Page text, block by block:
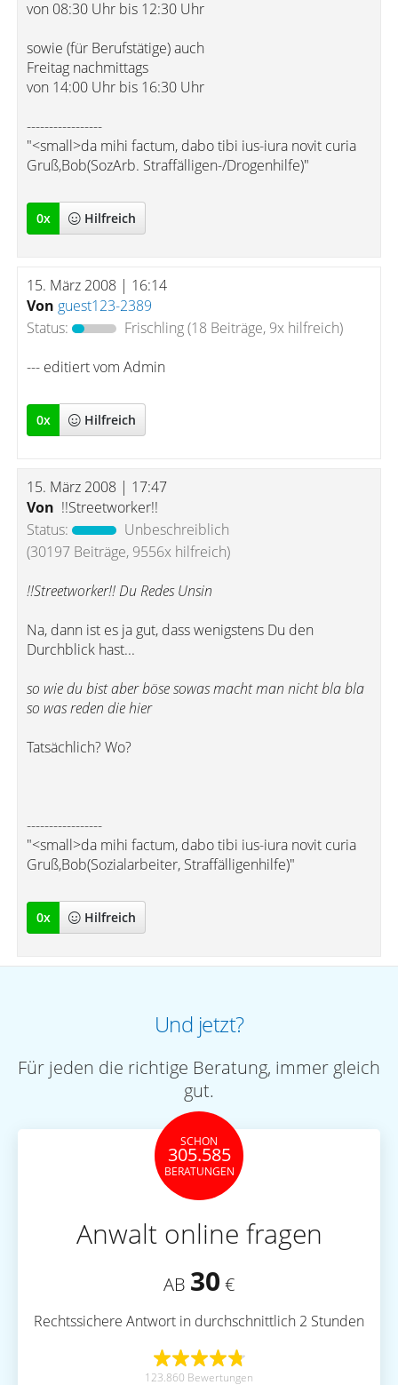
von 08:30 Uhr bis 12:30 Uhr
sowie (für Berufstätige) auch
Freitag nachmittags
von 14:00 Uhr bis 16:30 Uhr
-----------------
"<small>da mihi factum, dabo tibi ius-iura novit curia
Gruß,Bob(SozArb. Straffälligen-/Drogenhilfe)"
0x Hilfreich
15. März 2008 | 16:14
Von guest123-2389
Status:
Frischling(18 Beiträge, 9x hilfreich)
--- editiert vom Admin
0x Hilfreich
15. März 2008 | 17:47
Von !!Streetworker!!
Status:
Unbeschreiblich
(30197 Beiträge, 9556x hilfreich)
!!Streetworker!! Du Redes Unsin
Na, dann ist es ja gut, dass wenigstens Du den
Durchblick hast...
so wie du bist aber böse sowas macht man nicht bla bla
so was reden die hier
Tatsächlich? Wo?
-----------------
"<small>da mihi factum, dabo tibi ius-iura novit curia
Gruß,Bob(Sozialarbeiter, Straffälligenhilfe)"
0x Hilfreich
Und jetzt?
Für jeden die richtige Beratung, immer gleich
gut.
SCHON
305.585
BERATUNGEN
Anwalt online fragen
AB 30 €
Rechtssichere Antwort in durchschnittlich 2 Stunden
123.860 Bewertungen